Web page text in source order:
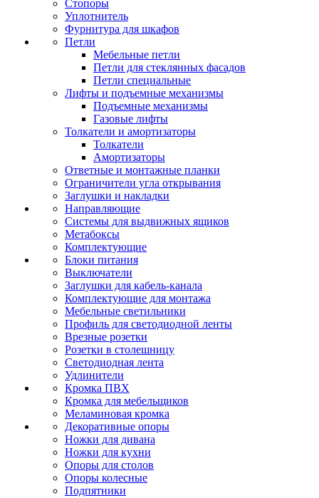
Стопоры
Уплотнитель
Фурнитура для шкафов
Петли
Мебельные петли
Петли для стеклянных фасадов
Петли специальные
Лифты и подъемные механизмы
Подъемные механизмы
Газовые лифты
Толкатели и амортизаторы
Толкатели
Амортизаторы
Ответные и монтажные планки
Ограничители угла открывания
Заглушки и накладки
Направляющие
Системы для выдвижных ящиков
Метабоксы
Комплектующие
Блоки питания
Выключатели
Заглушки для кабель-канала
Комплектующие для монтажа
Мебельные светильники
Профиль для светодиодной ленты
Врезные розетки
Розетки в столешницу
Светодиодная лента
Удлинители
Кромка ПВХ
Кромка для мебельщиков
Меламиновая кромка
Декоративные опоры
Ножки для дивана
Ножки для кухни
Опоры для столов
Опоры колесные
Подпятники